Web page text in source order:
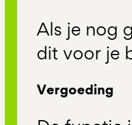
Als je nog
dit voor je
Vergoeding